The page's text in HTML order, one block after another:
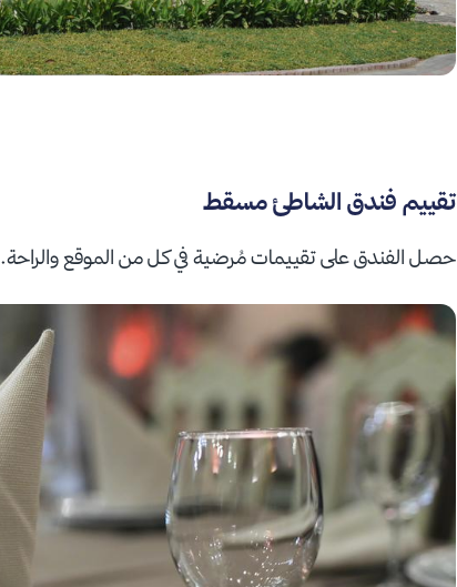
تقييم فندق الشاطئ مسقط
حصل الفندق على تقييمات مُرضية في كل من الموقع والراحة.